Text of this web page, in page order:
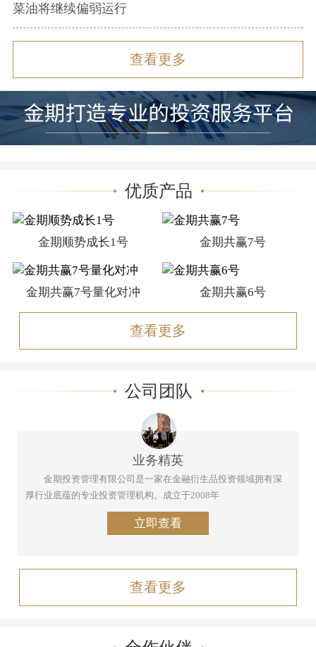
菜油将继续偏弱运行
查看更多
优质产品
金期顺势成长1号 金期共赢7号
金期共赢7号量化对冲 金期共赢6号
查看更多
公司团队
业务精英
金期投资管理有限公司是一家在金融衍生品投资领域拥有深
厚行业底蕴的专业投资管理机构。成立于2008年
立即查看
查看更多